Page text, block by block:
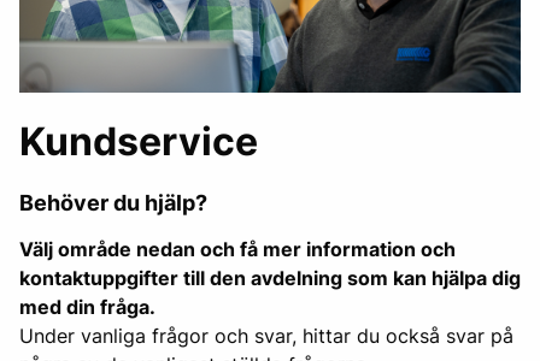
Kundservice
Behöver du hjälp?
Välj område nedan och få mer information och
kontaktuppgifter till den avdelning som kan hjälpa dig
med din fråga.
Under vanliga frågor och svar, hittar du också svar på